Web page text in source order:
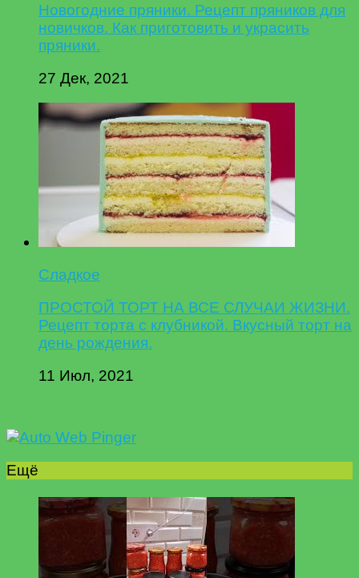
Новогодние пряники. Рецепт пряников для
новичков. Как приготовить и украсить
пряники.
27 Дек, 2021
Сладкое
ПРОСТОЙ ТОРТ НА ВСЕ СЛУЧАИ ЖИЗНИ.
Рецепт торта с клубникой. Вкусный торт на
день рождения.
11 Июл, 2021
Ещё